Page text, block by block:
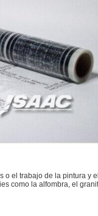
o el trabajo de la pintura y
como la alfombra, el